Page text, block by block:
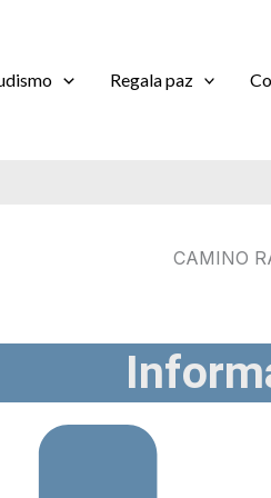
Regala paz
CAMINO